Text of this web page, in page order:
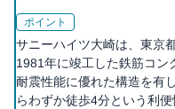
ポイント
サニーハイツ大崎は、東京
1981年に竣工した鉄筋コン
耐震性能に優れた構造を有
らわずか徒歩4分という利